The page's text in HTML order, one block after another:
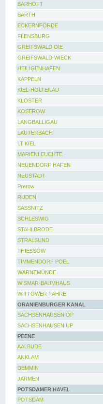
BARHÖFT
BARTH
ECKERNFÖRDE
FLENSBURG
GREIFSWALD OIE
GREIFSWALD-WIECK
HEILIGENHAFEN
KAPPELN
KIEL-HOLTENAU
KLOSTER
KOSEROW
LANGBALLIGAU
LAUTERBACH
LT KIEL
MARIENLEUCHTE
NEUENDORF HAFEN
NEUSTADT
Prerow
RUDEN
SASSNITZ
SCHLESWIG
STAHLBRODE
STRALSUND
THIESSOW
TIMMENDORF POEL
WARNEMÜNDE
WISMAR-BAUMHAUS
WITTOWER FÄHRE
ORANIENBURGER KANAL
SACHSENHAUSEN OP
SACHSENHAUSEN UP
PEENE
AALBUDE
ANKLAM
DEMMIN
JARMEN
POTSDAMER HAVEL
POTSDAM